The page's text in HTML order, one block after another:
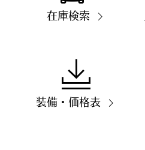
在庫検索
装備・価格表